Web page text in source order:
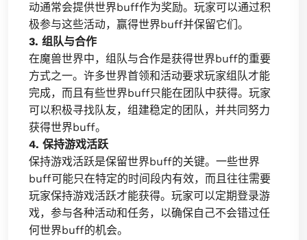
动通常会提供世界buff作为奖励。玩家可以通过积
极参与这些活动，赢得世界buff并保留它们。
3. 组队与合作
在魔兽世界中，组队与合作是获得世界buff的重要
方式之一。许多世界首领和活动要求玩家组队才能
完成，而且有些世界buff只能在团队中获得。玩家
可以积极寻找队友，组建稳定的团队，并共同努力
获得世界buff。
4. 保持游戏活跃
保持游戏活跃是保留世界buff的关键。一些世界
buff可能只在特定的时间段内有效，而且往往需要
玩家保持游戏活跃才能获得。玩家可以定期登录游
戏，参与各种活动和任务，以确保自己不会错过任
何世界buff的机会。